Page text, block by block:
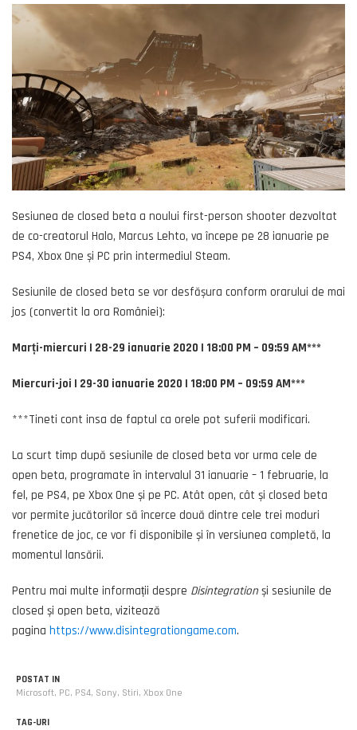
Sesiunea de closed beta a noului first-person shooter dezvoltat
de co-creatorul Halo, Marcus Lehto, va începe pe 28 ianuarie pe
PS4, Xbox One și PC prin intermediul Steam.
Sesiunile de closed beta se vor desfășura conform orarului de mai
jos (convertit la ora României):
Marți-miercuri | 28-29 ianuarie 2020 | 18:00 PM – 09:59 AM***
Miercuri-joi | 29-30 ianuarie 2020 | 18:00 PM – 09:59 AM***
***Tineti cont insa de faptul ca orele pot suferii modificari.
La scurt timp după sesiunile de closed beta vor urma cele de
open beta, programate în intervalul 31 ianuarie – 1 februarie, la
fel, pe PS4, pe Xbox One și pe PC. Atât open, cât și closed beta
vor permite jucătorilor să încerce două dintre cele trei moduri
frenetice de joc, ce vor fi disponibile și în versiunea completă, la
momentul lansării.
Pentru mai multe informații despre Disintegration și sesiunile de
closed și open beta, vizitează
pagina https://www.disintegrationgame.com.
POSTAT IN
Microsoft, PC, PS4, Sony, Stiri, Xbox One
TAG-URI